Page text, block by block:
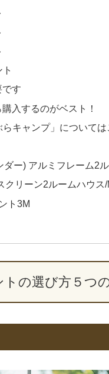
す
入するのがベスト！
キャンプ」については
ダー) アルミフレーム2
クリーン2ルームハウス
ト3M
トの選び方５つ